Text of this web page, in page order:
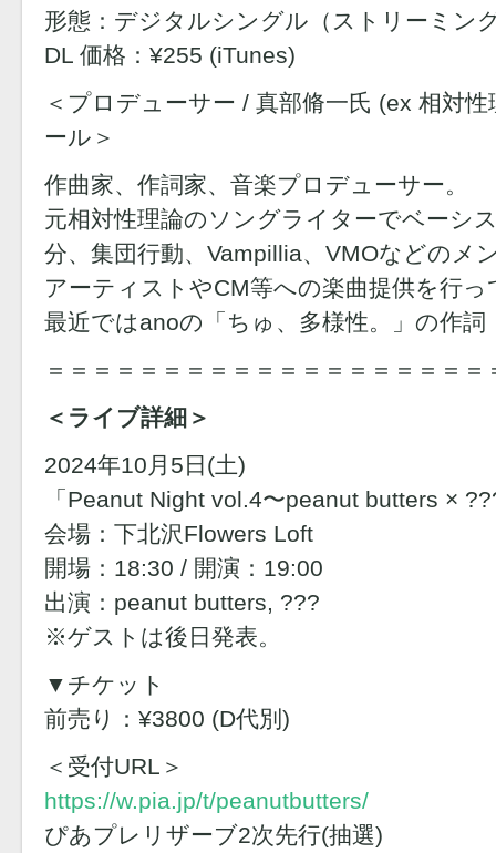
形態：デジタルシングル（ストリーミン
DL 価格：¥255 (iTunes)
＜プロデューサー / 真部脩一氏 (ex 相対
ール＞
作曲家、作詞家、音楽プロデューサー。
元相対性理論のソングライターでベーシ
分、集団行動、Vampillia、VMOなどのメ
アーティストやCM等への楽曲提供を行っ
最近ではanoの「ちゅ、多様性。」の作
＝＝＝＝＝＝＝＝＝＝＝＝＝＝＝＝＝＝＝
＜ライブ詳細＞
2024年10月5日(土)
「Peanut Night vol.4〜peanut butters ×
会場：下北沢Flowers Loft
開場：18:30 / 開演：19:00
出演：peanut butters, ???
※ゲストは後日発表。
▼チケット
前売り：¥3800 (D代別)
＜受付URL＞
https://w.pia.jp/t/peanutbutters/
ぴあプレリザーブ2次先行(抽選)